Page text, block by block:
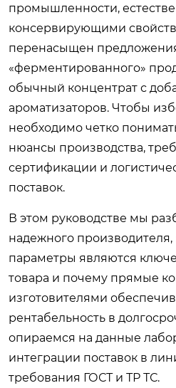
промышленности,
консервирующими
перенасыщен
«ферментированного»
обычный концентрат с
ароматизаторов. Чтобы
необходимо четко
нюансы производства,
сертификации и
поставок.
В этом руководстве мы
надежного производителя,
параметры являются
товара и почему прямые
изготовителями
рентабельность в
опираемся на данные
интеграции поставок в
требования ГОСТ и ТР ТС.